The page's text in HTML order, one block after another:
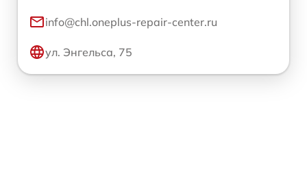
info@chl.oneplus-repair-center.ru
ул. Энгельса, 75